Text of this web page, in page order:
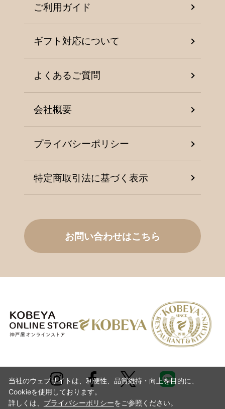
ご利用ガイド
ギフト対応について
よくあるご質問
会社概要
プライバシーポリシー
特定商取引法に基づく表示
お問い合わせはこちら
当社のウェブサイトは、利便性、品質維持・向上を目的に、
Cookieを使用しております。
詳しくは、 プライバシーポリシーをご参照ください。